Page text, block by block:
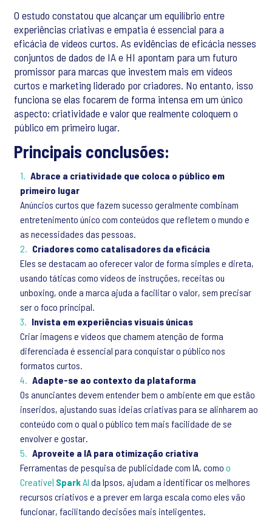
O estudo constatou que alcançar um equilíbrio entre
experiências criativas e empatia é essencial para a
eficácia de vídeos curtos. As evidências de eficácia nesses
conjuntos de dados de IA e HI apontam para um futuro
promissor para marcas que investem mais em vídeos
curtos e marketing liderado por criadores. No entanto, isso
funciona se elas focarem de forma intensa em um único
aspecto: criatividade e valor que realmente coloquem o
público em primeiro lugar.
Principais conclusões:
Abrace a criatividade que coloca o público em
primeiro lugar
Anúncios curtos que fazem sucesso geralmente combinam
entretenimento único com conteúdos que refletem o mundo e
as necessidades das pessoas.
Criadores como catalisadores da eficácia
Eles se destacam ao oferecer valor de forma simples e direta,
usando táticas como vídeos de instruções, receitas ou
unboxing, onde a marca ajuda a facilitar o valor, sem precisar
ser o foco principal.
Invista em experiências visuais únicas
Criar imagens e vídeos que chamem atenção de forma
diferenciada é essencial para conquistar o público nos
formatos curtos.
Adapte-se ao contexto da plataforma
Os anunciantes devem entender bem o ambiente em que estão
inseridos, ajustando suas ideias criativas para se alinharem ao
conteúdo com o qual o público tem mais facilidade de se
envolver e gostar.
Aproveite a IA para otimização criativa
Ferramentas de pesquisa de publicidade com IA, como o
Creative| SparkAI da Ipsos, ajudam a identificar os melhores
recursos criativos e a prever em larga escala como eles vão
funcionar, facilitando decisões mais inteligentes.